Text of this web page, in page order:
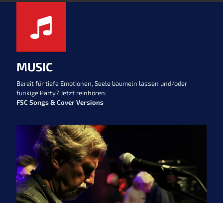
MUSIC
Bereit für tiefe Emotionen, Seele baumeln lassen und/oder
funkige Party? Jetzt reinhören:
FSC Songs & Cover Versions